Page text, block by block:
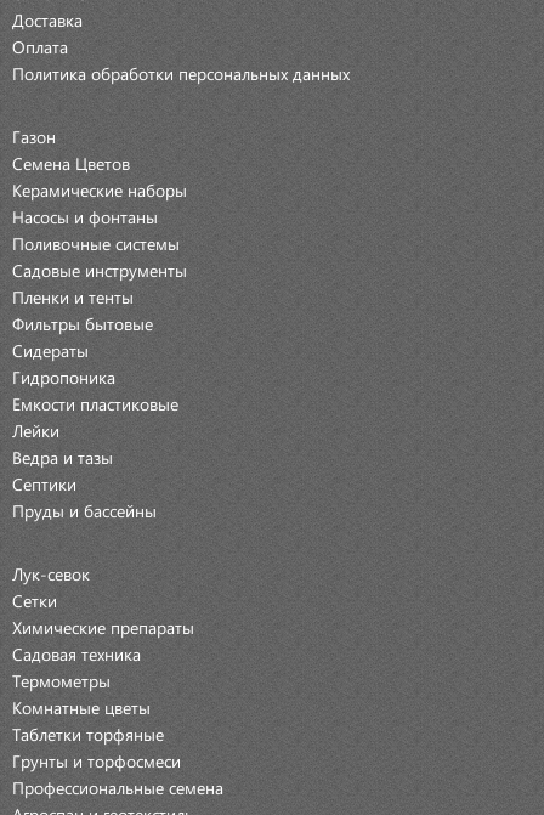
Доставка
Оплата
Политика обработки персональных данных
Газон
Семена Цветов
Керамические наборы
Насосы и фонтаны
Поливочные системы
Садовые инструменты
Пленки и тенты
Фильтры бытовые
Сидераты
Гидропоника
Емкости пластиковые
Лейки
Ведра и тазы
Септики
Пруды и бассейны
Лук-севок
Сетки
Химические препараты
Садовая техника
Термометры
Комнатные цветы
Таблетки торфяные
Грунты и торфосмеси
Профессиональные семена